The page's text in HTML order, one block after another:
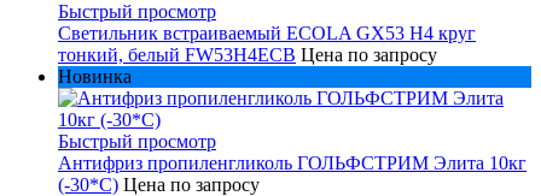
Быстрый просмотр
Светильник встраиваемый ECOLA GX53 H4 круг
тонкий, белый FW53H4ECB Цена по запросу
Новинка
Быстрый просмотр
Антифриз пропиленгликоль ГОЛЬФСТРИМ Элита 10кг
(-30*С) Цена по запросу